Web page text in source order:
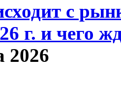
с
г. и чего
2026